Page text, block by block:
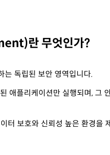
란 무엇인가?
독립된 보안 영역입니다.
플리케이션만 실행되며, 그
터 보호와 신뢰성 높은 환경을